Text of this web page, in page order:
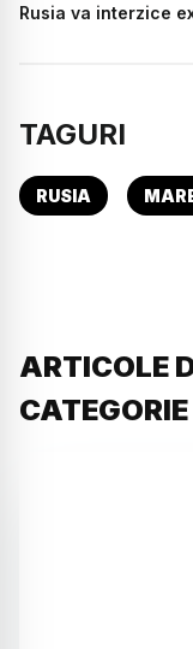
Rusia va interzice
TAGURI
RUSIA
ARTICOLE
CATEGORIE